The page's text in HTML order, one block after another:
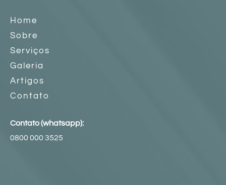
Home
Sobre
Serviços
Galeria
Artigos
Contato
Contato (whatsapp):
0800 000 3525